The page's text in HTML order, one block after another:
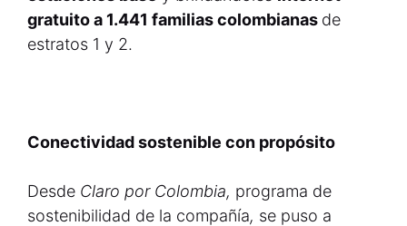
gratuito a 1.441 familias colombianas de
estratos 1 y 2.
Conectividad sostenible con propósito
Desde Claro por Colombia, programa de
sostenibilidad de la compañía, se puso a